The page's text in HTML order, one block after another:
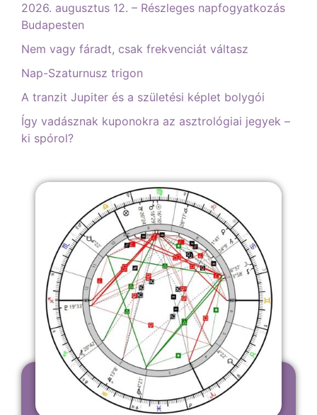
2026. augusztus 12. – Részleges napfogyatkozás
Budapesten
Nem vagy fáradt, csak frekvenciát váltasz
Nap-Szaturnusz trigon
A tranzit Jupiter és a születési képlet bolygói
Így vadásznak kuponokra az asztrológiai jegyek –
ki spórol?